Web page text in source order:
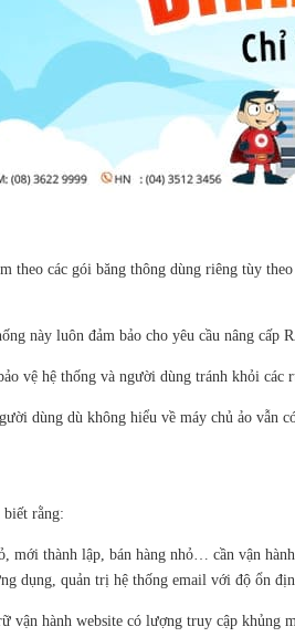
theo các gói băng thông dùng riêng tùy
này luôn đảm bảo cho yêu cầu nâng
vệ hệ thống và người dùng tránh khỏi các
dùng dù không hiểu về máy chủ ảo vẫn
biết rằng:
mới thành lập, bán hàng nhỏ… cần vận
dụng, quản trị hệ thống email với độ ổn
vận hành website có lượng truy cập